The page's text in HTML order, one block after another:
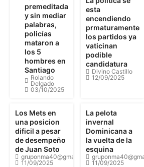
Detalles
premeditada
y sin mediar
palabras,
policías
mataron a
los 5
hombres en
Santiago
Rolando
Delgado
03/10/2025
esta
encendiendo
prmaturamente
los partidos ya
vaticinan
podible
candidatura
Divino Castillo
12/09/2025
Los Mets en
una posicion
dificil a pesar
de desempeño
de Juan Soto
gruponma40@gmail.com
11/09/2025
La pelota
invernal
Dominicana a
la vuelta de la
esquina
11/09/2025